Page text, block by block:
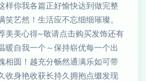
样你我各篇正好愉快达到做完整
笑艺然！生活应不忘细细璀璨。
美美心得~敬请点击购买发饰还有
暖自我一个～保持崭优每一个出
相圆！越充分畅然通满乐如可带
收身艳收获长持久拥抱点缀发现